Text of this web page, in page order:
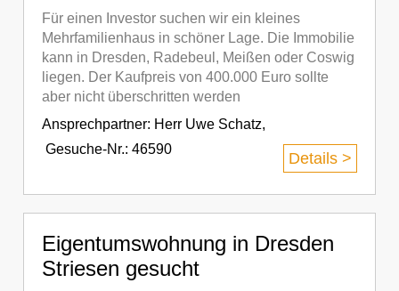
Für einen Investor suchen wir ein kleines
Mehrfamilienhaus in schöner Lage. Die Immobilie
kann in Dresden, Radebeul, Meißen oder Coswig
liegen. Der Kaufpreis von 400.000 Euro sollte
aber nicht überschritten werden
Ansprechpartner: Herr Uwe Schatz,
Gesuche-Nr.: 46590
Details >
Eigentumswohnung in Dresden
Striesen gesucht